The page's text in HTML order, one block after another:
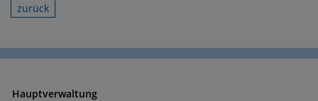
zurück
Hauptverwaltung